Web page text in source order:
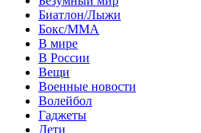
Биатлон/Лыжи
Бокс/MMA
В мире
В России
Вещи
Военные новости
Волейбол
Гаджеты
Дети